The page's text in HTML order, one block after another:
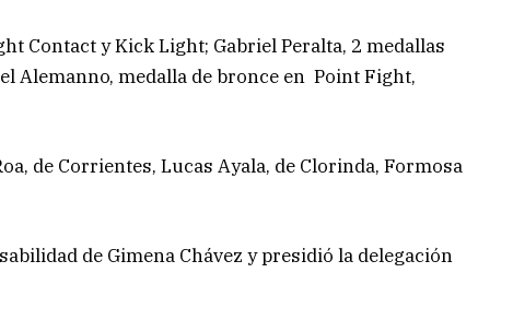
Contact y Kick Light; Gabriel Peralta, 2 medallas
Alemanno, medalla de bronce en Point Fight,
de Corrientes, Lucas Ayala, de Clorinda, Formosa
de Gimena Chávez y presidió la delegación